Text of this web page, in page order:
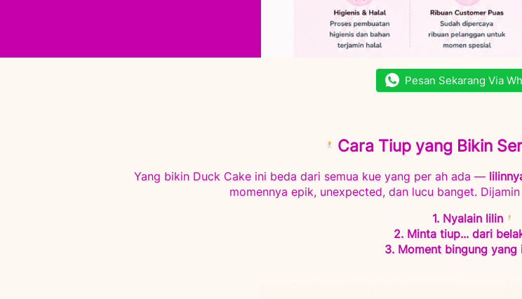
` Pesan Sekarang Via
Cara Tiup yang Bikin
Yang bikin Duck Cake ini beda dari semua kue yang per ah ada —
momennya epik, unexpected, dan lucu banget.
1. Nyalain lilin
2. Minta tiup... dari
3. Moment bingung yang